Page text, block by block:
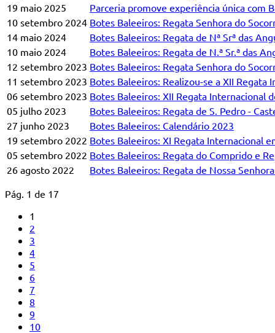
19 maio 2025
Parceria promove experiência única com
10 setembro 2024 Botes Baleeiros: Regata Senhora do
14 maio 2024
Botes Baleeiros: Regata de Nª Srª das
10 maio 2024
Botes Baleeiros: Regata de N.ª Sr.ª das
12 setembro 2023 Botes Baleeiros: Regata Senhora do
11 setembro 2023 Botes Baleeiros: Realizou-se a XII
06 setembro 2023 Botes Baleeiros: XII Regata Internacional
05 julho 2023
Botes Baleeiros: Regata de S. Pedro -
27 junho 2023
Botes Baleeiros: Calendário 2023
19 setembro 2022 Botes Baleeiros: XI Regata Internacional
05 setembro 2022 Botes Baleeiros: Regata do Comprido e
26 agosto 2022
Botes Baleeiros: Regata de Nossa
Pág. 1 de 17
1
2
3
4
5
6
7
8
9
10